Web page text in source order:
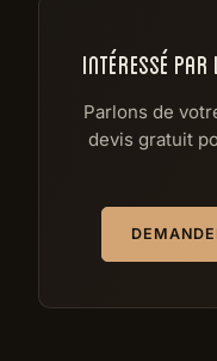
INTÉRESSÉ
Parlons de
devis gratuit